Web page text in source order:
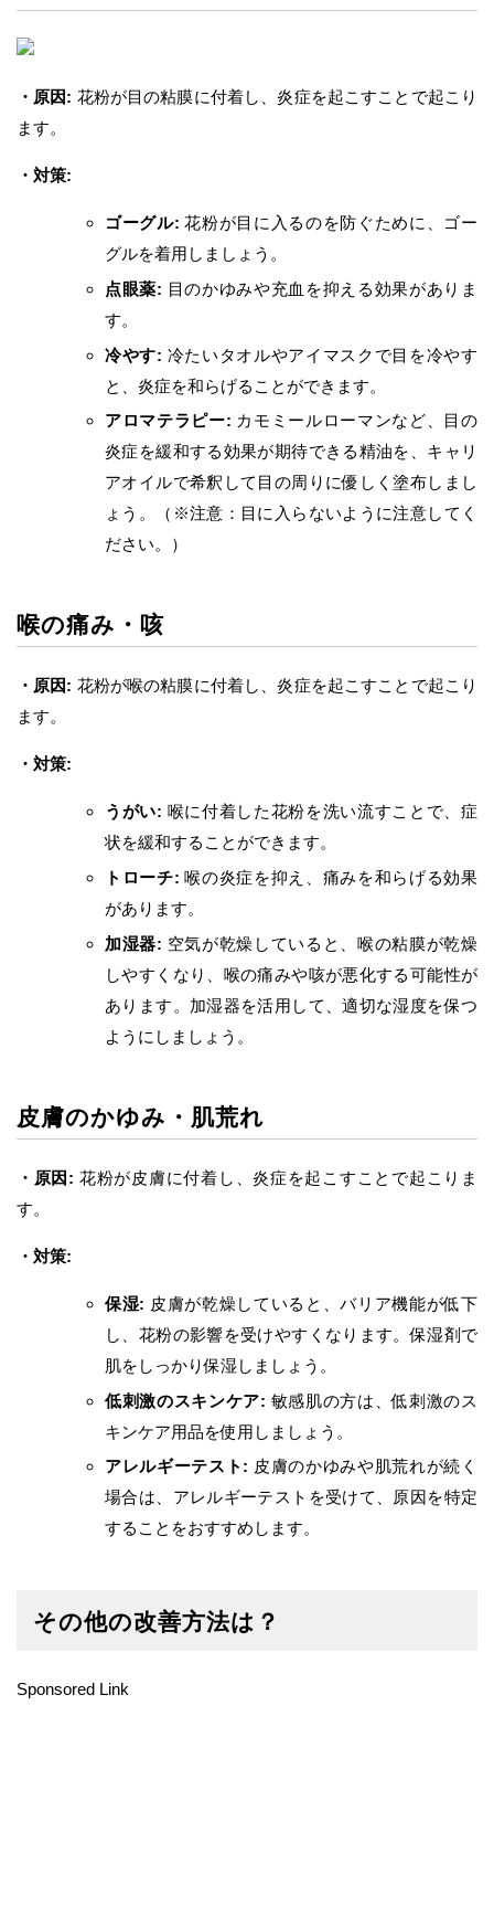
・原因: 花粉が目の粘膜に付着し、炎症を起こすことで起こり
ます。
・対策:
ゴーグル: 花粉が目に入るのを防ぐために、ゴー
グルを着用しましょう。
点眼薬: 目のかゆみや充血を抑える効果がありま
す。
冷やす: 冷たいタオルやアイマスクで目を冷やす
と、炎症を和らげることができます。
アロマテラピー: カモミールローマンなど、目の
炎症を緩和する効果が期待できる精油を、キャリ
アオイルで希釈して目の周りに優しく塗布しまし
ょう。（※注意：目に入らないように注意してく
ださい。）
喉の痛み・咳
・原因: 花粉が喉の粘膜に付着し、炎症を起こすことで起こり
ます。
・対策:
うがい: 喉に付着した花粉を洗い流すことで、症
状を緩和することができます。
トローチ: 喉の炎症を抑え、痛みを和らげる効果
があります。
加湿器: 空気が乾燥していると、喉の粘膜が乾燥
しやすくなり、喉の痛みや咳が悪化する可能性が
あります。加湿器を活用して、適切な湿度を保つ
ようにしましょう。
皮膚のかゆみ・肌荒れ
・原因: 花粉が皮膚に付着し、炎症を起こすことで起こりま
す。
・対策:
保湿: 皮膚が乾燥していると、バリア機能が低下
し、花粉の影響を受けやすくなります。保湿剤で
肌をしっかり保湿しましょう。
低刺激のスキンケア: 敏感肌の方は、低刺激のス
キンケア用品を使用しましょう。
アレルギーテスト: 皮膚のかゆみや肌荒れが続く
場合は、アレルギーテストを受けて、原因を特定
することをおすすめします。
その他の改善方法は？
Sponsored Link